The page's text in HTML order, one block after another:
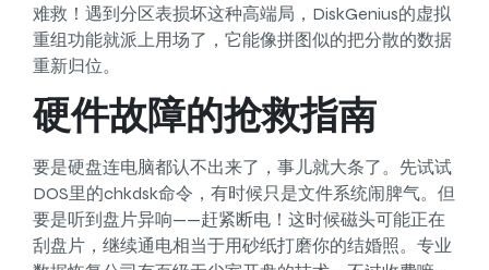
难救！遇到分区表损坏这种高端局，DiskGenius的虚拟
重组功能就派上用场了，它能像拼图似的把分散的数据
重新归位。
硬件故障的抢救指南
要是硬盘连电脑都认不出来了，事儿就大条了。先试试
DOS里的chkdsk命令，有时候只是文件系统闹脾气。但
要是听到盘片异响——赶紧断电！这时候磁头可能正在
刮盘片，继续通电相当于用砂纸打磨你的结婚照。专业